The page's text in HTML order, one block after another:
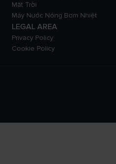
Mặt Trời
Máy Nước Nóng Bơm Nhiệt
LEGAL AREA
Privacy Policy
Cookie Policy